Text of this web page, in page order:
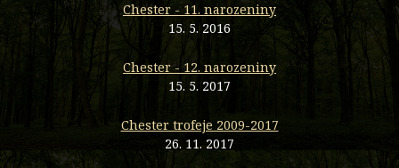
Chester - 11. narozeniny
15. 5. 2016
Chester - 12. narozeniny
15. 5. 2017
Chester trofeje 2009-2017
26. 11. 2017